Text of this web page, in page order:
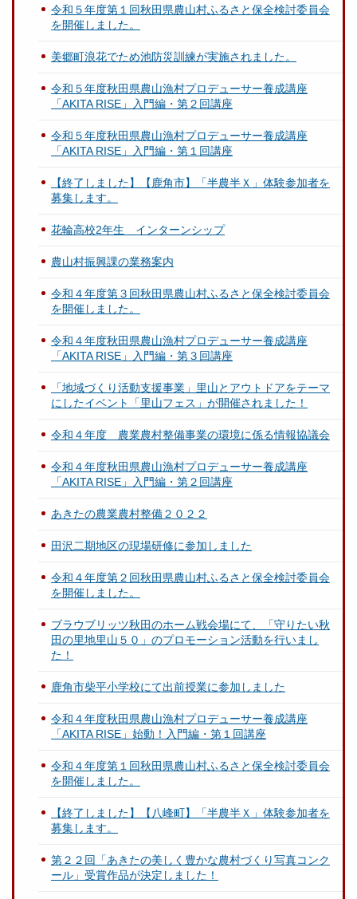
令和５年度第１回秋田県農山村ふるさと保全検討委員会
を開催しました。
美郷町浪花でため池防災訓練が実施されました。
令和５年度秋田県農山漁村プロデューサー養成講座
「AKITA RISE」入門編・第２回講座
令和５年度秋田県農山漁村プロデューサー養成講座
「AKITA RISE」入門編・第１回講座
【終了しました】【鹿角市】「半農半Ｘ」体験参加者を
募集します。
花輪高校2年生 インターンシップ
農山村振興課の業務案内
令和４年度第３回秋田県農山村ふるさと保全検討委員会
を開催しました。
令和４年度秋田県農山漁村プロデューサー養成講座
「AKITA RISE」入門編・第３回講座
「地域づくり活動支援事業」里山とアウトドアをテーマ
にしたイベント「里山フェス」が開催されました！
令和４年度 農業農村整備事業の環境に係る情報協議会
令和４年度秋田県農山漁村プロデューサー養成講座
「AKITA RISE」入門編・第２回講座
あきたの農業農村整備２０２２
田沢二期地区の現場研修に参加しました
令和４年度第２回秋田県農山村ふるさと保全検討委員会
を開催しました。
ブラウブリッツ秋田のホーム戦会場にて、「守りたい秋
田の里地里山５０」のプロモーション活動を行いまし
た！
鹿角市柴平小学校にて出前授業に参加しました
令和４年度秋田県農山漁村プロデューサー養成講座
「AKITA RISE」始動！入門編・第１回講座
令和４年度第１回秋田県農山村ふるさと保全検討委員会
を開催しました。
【終了しました】【八峰町】「半農半Ｘ」体験参加者を
募集します。
第２２回「あきたの美しく豊かな農村づくり写真コンク
ール」受賞作品が決定しました！